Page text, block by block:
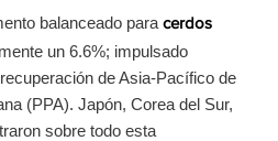
balanceado para cerdos
un 6.6%; impulsado
de Asia-Pacífico de
(PPA). Japón, Corea del Sur,
sobre todo esta